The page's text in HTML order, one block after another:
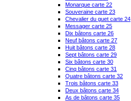
Monarque carte 22
Souveraine carte 23
Chevalier du guet carte 24
Messager carte 25
Dix bâtons carte 26
Neuf bâtons carte 27
Huit bâtons carte 28
Sept bâtons carte 29
Six bâtons carte 30
Cinq bâtons carte 31
Quatre bâtons carte 32
Trois bâtons carte 33
Deux bâtons carte 34
As de bâtons carte 35